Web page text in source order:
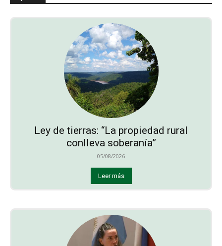
Ley de tierras: “La propiedad rural
conlleva soberanía”
05/08/2026
Leer más